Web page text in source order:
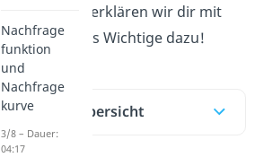
erklären wir dir mit
Beispielen alles Wichtige dazu!
Inhaltsübersicht
Nachfrage
funktion
und
Nachfrage
kurve
3/8 – Dauer:
04:17